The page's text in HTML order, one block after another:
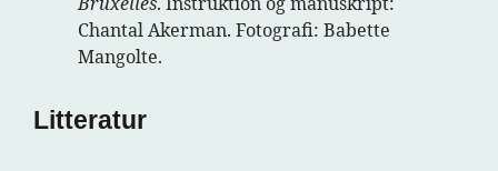
Chantal Akerman. Fotografi: Babette
Mangolte.
Litteratur